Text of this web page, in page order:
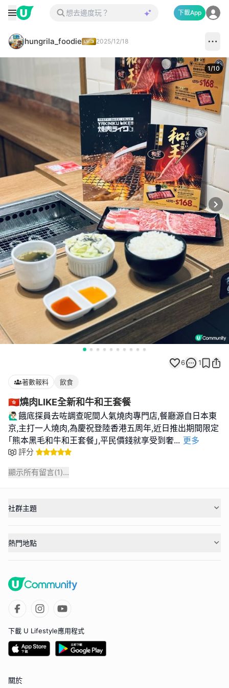
下載App
hungrila_foodie 2025/12/18
1/10
6 1
著數報料 飲食
🇭🇰燒肉LIKE全新和牛和王套餐
🙋🏻‍♂️餓底探員去咗調查呢間人氣燒肉專門店,餐廳源自日本東
京,主打一人燒肉,為慶祝登陸香港五周年,近日推出期間限定
｢熊本黑毛和牛和王套餐｣,平民價錢就享受到奢... 更多
評分
顯示所有留言(1)...
社群主題
熱門地點
下載 U Lifestyle應用程式
關於